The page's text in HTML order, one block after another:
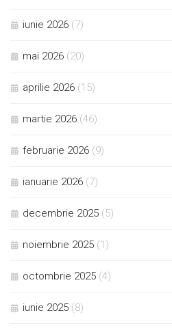
iunie 2026 (7)
mai 2026 (20)
aprilie 2026 (15)
martie 2026 (46)
februarie 2026 (9)
ianuarie 2026 (7)
decembrie 2025 (5)
noiembrie 2025 (1)
octombrie 2025 (4)
iunie 2025 (8)